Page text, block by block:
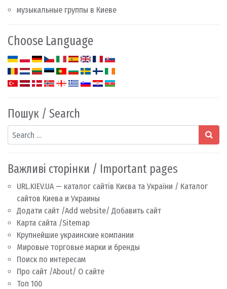
музыкальные группы в Киеве
Choose Language
Пошук / Search
Search
Важливі сторінки / Important pages
URL.KIEV.UA — каталог сайтів Києва та України / Каталог
сайтов Киева и Украины
Додати сайт /Add website/ Добавить сайт
Карта сайта /Sitemap
Крупнейшие украинские компании
Мировые торговые марки и бренды
Поиск по интересам
Про сайт /About/ О сайте
Топ 100